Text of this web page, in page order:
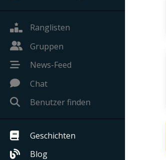
Ranglisten
Gruppen
News-Feed
Chat
Benutzer finden
Geschichten
Blog